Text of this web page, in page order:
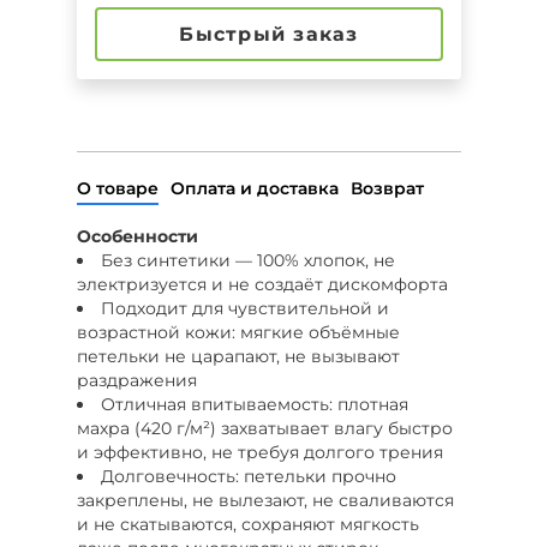
Быстрый заказ
О товаре Оплата и доставка Возврат
Особенности
Без синтетики — 100% хлопок, не
электризуется и не создаёт дискомфорта
Подходит для чувствительной и
возрастной кожи: мягкие объёмные
петельки не царапают, не вызывают
раздражения
Отличная впитываемость: плотная
махра (420 г/м²) захватывает влагу быстро
и эффективно, не требуя долгого трения
Долговечность: петельки прочно
закреплены, не вылезают, не сваливаются
и не скатываются, сохраняют мягкость